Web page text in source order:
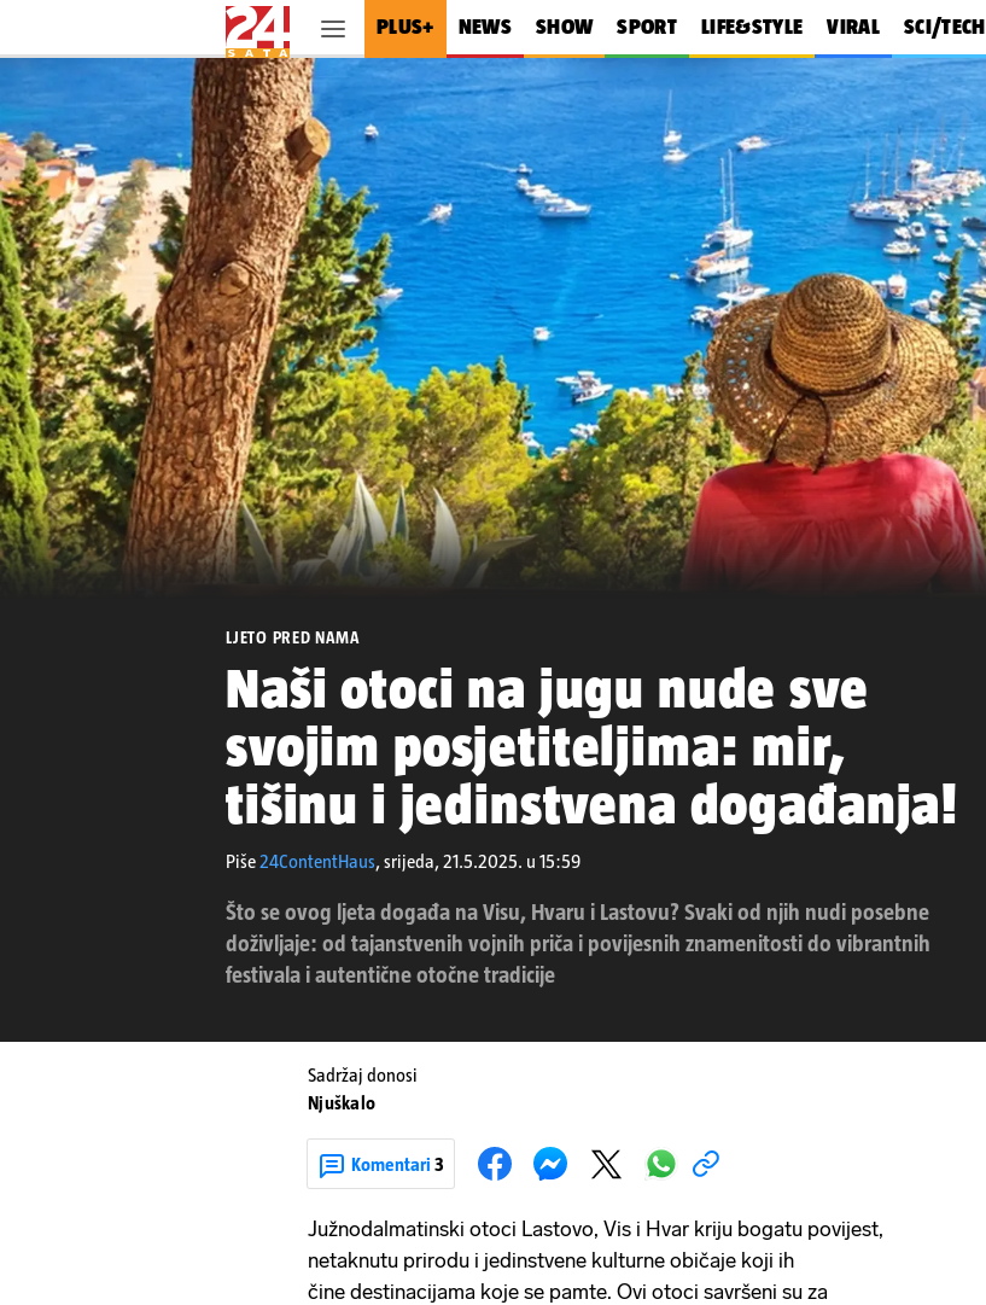
PLUS+ NEWS SHOW SPORT LIFE&STYLE VIRAL SCI/TECH
LJETO PRED NAMA
Naši otoci na jugu nude sve
svojim posjetiteljima: mir,
tišinu i jedinstvena događanja!
Piše24ContentHaus,srijeda, 21.5.2025. u 15:59
Što se ovog ljeta događa na Visu, Hvaru i Lastovu? Svaki od njih nudi posebne
doživljaje: od tajanstvenih vojnih priča i povijesnih znamenitosti do vibrantnih
festivala i autentične otočne tradicije
Sadržaj donosi
Njuškalo
Komentari 3
Južnodalmatinski otoci Lastovo, Vis i Hvar kriju bogatu povijest,
netaknutu prirodu i jedinstvene kulturne običaje koji ih
čine destinacijama koje se pamte. Ovi otoci savršeni su za